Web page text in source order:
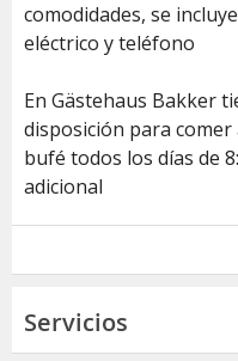
comodidades, se
eléctrico y teléfono
En Gästehaus Bakker
disposición para
bufé todos los días de
adicional
Servicios